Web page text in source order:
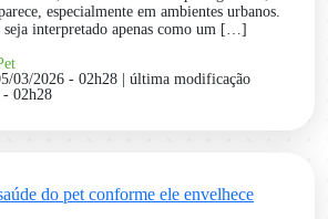
especialmente em ambientes urbanos.
seja interpretado apenas como um […]
03/2026 - 02h28 | última modificação
- 02h28